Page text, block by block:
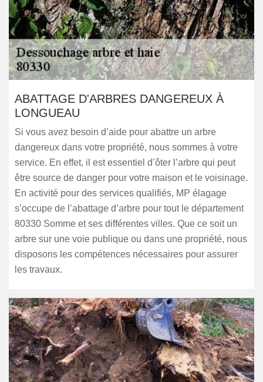
ABATTAGE D'ARBRES DANGEREUX À
LONGUEAU
Si vous avez besoin d’aide pour abattre un arbre
dangereux dans votre propriété, nous sommes à votre
service. En effet, il est essentiel d’ôter l’arbre qui peut
être source de danger pour votre maison et le voisinage.
En activité pour des services qualifiés, MP élagage
s’occupe de l’abattage d’arbre pour tout le département
80330 Somme et ses différentes villes. Que ce soit un
arbre sur une voie publique ou dans une propriété, nous
disposons les compétences nécessaires pour assurer
les travaux.